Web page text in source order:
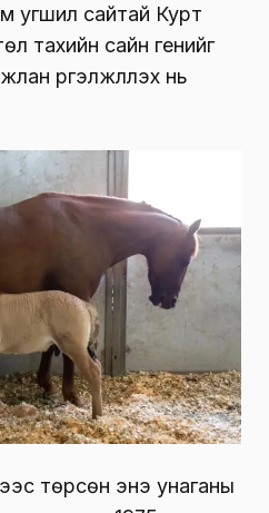
угшил сайтай Курт
тахийн сайн генийг
үргэлжлүүлэх нь
төрсөн энэ унаганы